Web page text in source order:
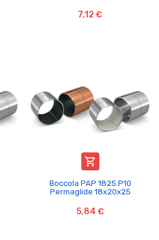
7,12 €

Boccola PAP 1825.P10
Permaglide 18x20x25
5,84 €